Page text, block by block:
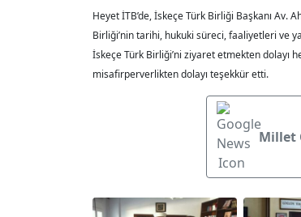
Heyet İTB’de, İskeçe Türk Birliği Başkanı Av.
Birliği’nin tarihi, hukuki süreci, faaliyetleri ve
İskeçe Türk Birliği’ni ziyaret etmekten dolayı
misafirperverlikten dolayı teşekkür etti.
Millet